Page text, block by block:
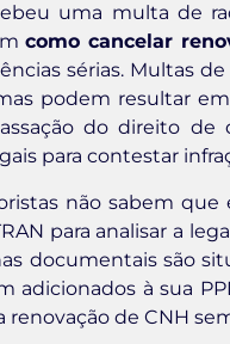
uma multa de
como cancelar
sérias. Multas
podem resultar
do direito
para contestar
não sabem que
para analisar a
documentais são
adicionados à sua
renovação de CNH